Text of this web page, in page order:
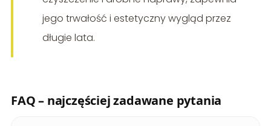
jego trwałość i estetyczny wygląd przez
długie lata.
FAQ – najczęściej zadawane pytania